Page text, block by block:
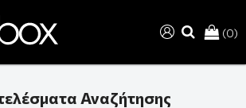
(0)
Αναζήτησης